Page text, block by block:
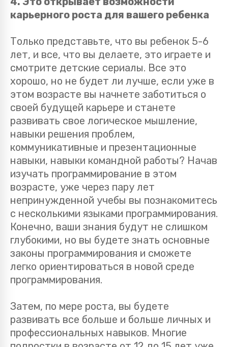
карьерного роста для вашего ребенка
Только представьте, что вы ребенок 5-6
лет, и все, что вы делаете, это играете и
смотрите детские сериалы. Все это
хорошо, но не будет ли лучше, если уже в
этом возрасте вы начнете заботиться о
своей будущей карьере и станете
развивать свое логическое мышление,
навыки решения проблем,
коммуникативные и презентационные
навыки, навыки командной работы? Начав
изучать программирование в этом
возрасте, уже через пару лет
непринужденной учебы вы познакомитесь
с несколькими языками программирования.
Конечно, ваши знания будут не слишком
глубокими, но вы будете знать основные
законы программирования и сможете
легко ориентироваться в новой среде
программирования.
Затем, по мере роста, вы будете
развивать все больше и больше личных и
профессиональных навыков. Многие